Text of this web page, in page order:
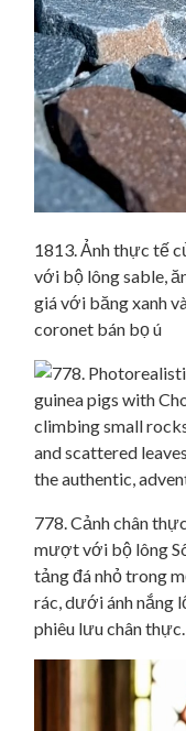
1813. Ảnh thực tế
với bộ lông sable,
giá với băng xanh
coronet bán bọ ú
778. Cảnh chân
mượt với bộ lông
tảng đá nhỏ trong
rác, dưới ánh nắng
phiêu lưu chân